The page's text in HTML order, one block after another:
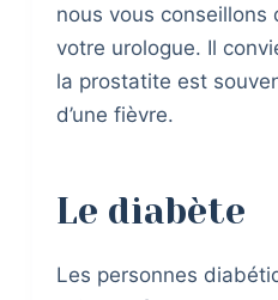
nous vous conseillons
votre urologue. Il
la prostatite est
d’une fièvre.
Le diabète
Les personnes